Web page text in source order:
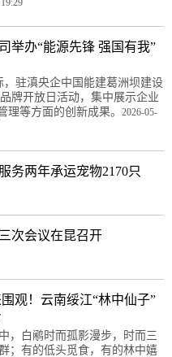
举办“能源先锋 强国有我”
驻滇央企中国能建葛洲坝建设
牌开放日活动，集中展示企业
等方面的创新成果。 2026-05-
务两年承运宠物2170只
次会议在昆召开
观！云南绥江“林中仙子”
，白鹇时而孤影漫步，时而三
；有的低头觅食，有的林中嬉